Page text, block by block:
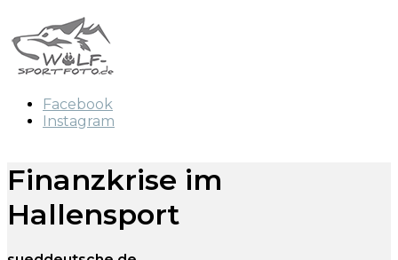
Facebook
Instagram
Finanzkrise im
Hallensport